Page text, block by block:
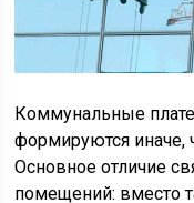
Коммунальные
формируются иначе,
Основное отличие
помещений: вместо